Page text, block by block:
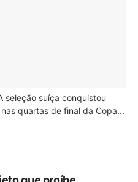
seleção suíça conquistou
quartas de final da Copa...